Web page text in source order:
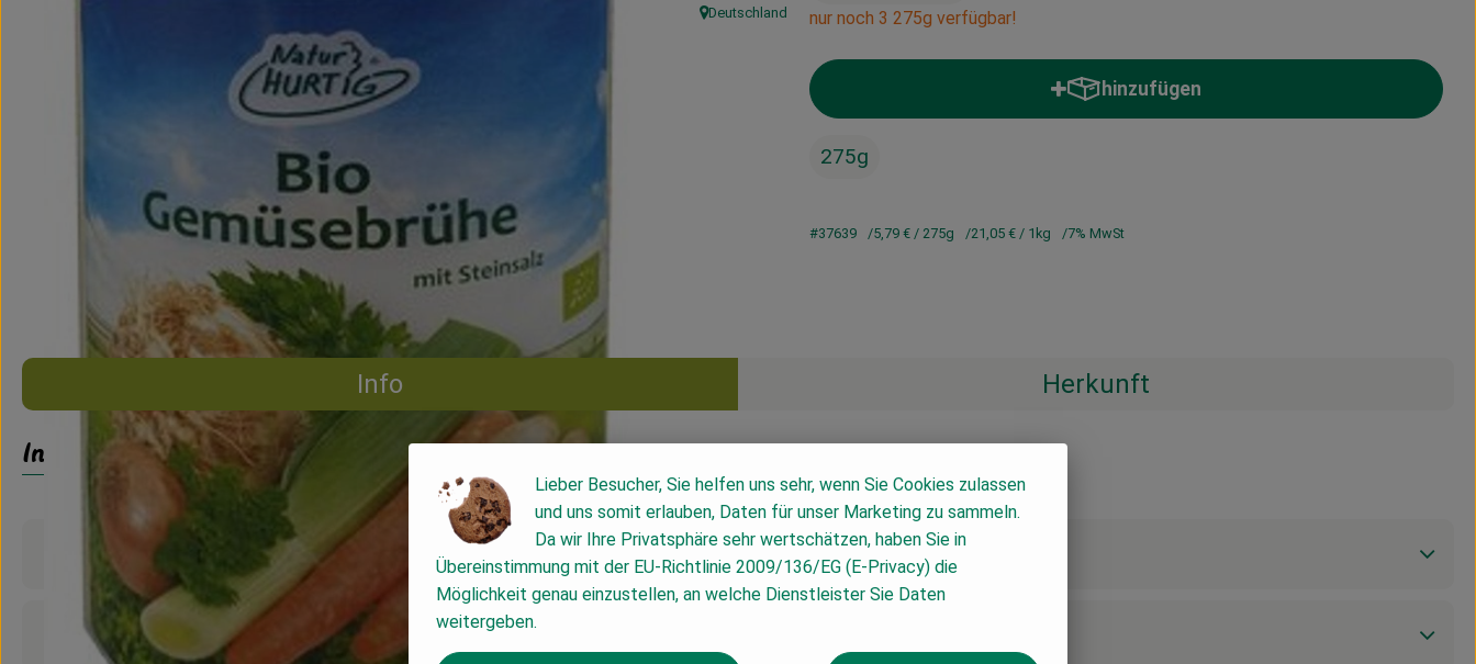
nur noch 3 275g verfügbar!
, Herkunft:
Deutschland
hinzufügen
Produkt zum Warenkorb hinzufügen
275g
#37639 5,79 € / 275g 21,05 € / 1kg 7% MwSt
Info Herkunft
Info
Produktinformationen
Zutaten
Lieber Besucher, Sie helfen uns sehr, wenn Sie Cookies zulassen
und uns somit erlauben, Daten für unser Marketing zu sammeln.
Da wir Ihre Privatsphäre sehr wertschätzen, haben Sie in
Übereinstimmung mit der EU-Richtlinie 2009/136/EG (E-Privacy) die
Möglichkeit genau einzustellen, an welche Dienstleister Sie Daten
weitergeben.